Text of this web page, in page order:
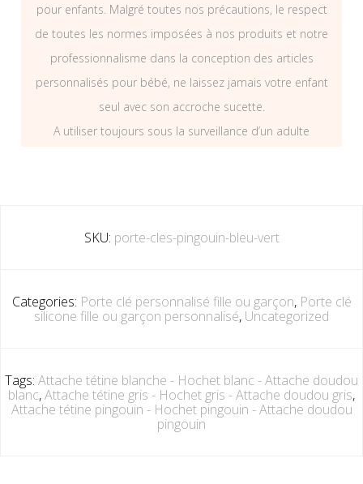
pour enfants. Malgré toutes nos précautions, le respect
de toutes les normes imposées à nos produits et notre
professionnalisme dans la conception des articles
personnalisés pour bébé, ne laissez jamais votre enfant
seul avec son accroche sucette.
A utiliser toujours sous la surveillance d’un adulte
SKU: porte-cles-pingouin-bleu-vert
Categories: Porte clé personnalisé fille ou garçon, Porte clé
silicone fille ou garçon personnalisé, Uncategorized
Tags: Attache tétine blanche - Hochet blanc - Attache doudou
blanc,Attache tétine gris - Hochet gris - Attache doudou gris,
Attache tétine pingouin - Hochet pingouin - Attache doudou
pingouin